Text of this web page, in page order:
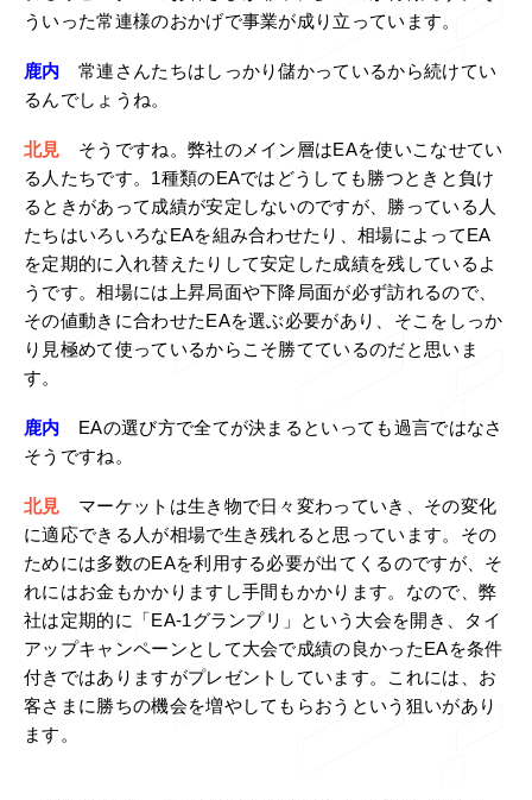
ういった常連様のおかげで事業が成り立っています。
鹿内 常連さんたちはしっかり儲かっているから続けてい
るんでしょうね。
北見 そうですね。弊社のメイン層はEAを使いこなせてい
る人たちです。1種類のEAではどうしても勝つときと負け
るときがあって成績が安定しないのですが、勝っている人
たちはいろいろなEAを組み合わせたり、相場によってEA
を定期的に入れ替えたりして安定した成績を残しているよ
うです。相場には上昇局面や下降局面が必ず訪れるので、
その値動きに合わせたEAを選ぶ必要があり、そこをしっか
り見極めて使っているからこそ勝てているのだと思いま
す。
鹿内 EAの選び方で全てが決まるといっても過言ではなさ
そうですね。
北見 マーケットは生き物で日々変わっていき、その変化
に適応できる人が相場で生き残れると思っています。その
ためには多数のEAを利用する必要が出てくるのですが、そ
れにはお金もかかりますし手間もかかります。なので、弊
社は定期的に「EA-1グランプリ」という大会を開き、タイ
アップキャンペーンとして大会で成績の良かったEAを条件
付きではありますがプレゼントしています。これには、お
客さまに勝ちの機会を増やしてもらおうという狙いがあり
ます。